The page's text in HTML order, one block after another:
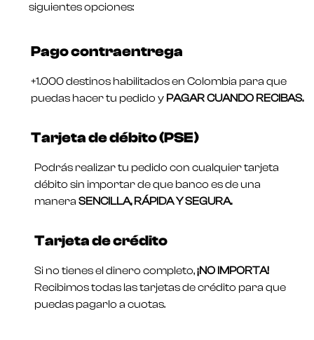
siguientes opciones:
Pago contraentrega
+1.000 destinos habilitados en Colombia para que
puedas hacer tu pedido y PAGAR CUANDO RECIBAS.
Tarjeta de débito (PSE)
Podrás realizar tu pedido con cualquier tarjeta
débito sin importar de que banco es de una
manera SENCILLA, RÁPIDA Y SEGURA.
Tarjeta de crédito
Si no tienes el dinero completo,¡NO IMPORTA!
Recibimos todas las tarjetas de crédito para que
puedas pagarlo a cuotas.